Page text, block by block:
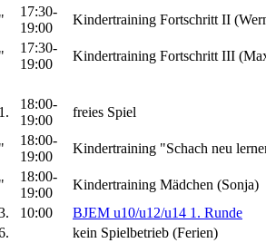
"
17:30-
19:00
Kindertraining Fortschritt II
"
17:30-
19:00
Kindertraining Fortschritt III
1.
18:00-
19:00
freies Spiel
"
18:00-
19:00
Kindertraining "Schach neu
"
18:00-
19:00
Kindertraining Mädchen (Sonja)
10:00
BJEM u10/u12/u14 1. Runde
kein Spielbetrieb (Ferien)